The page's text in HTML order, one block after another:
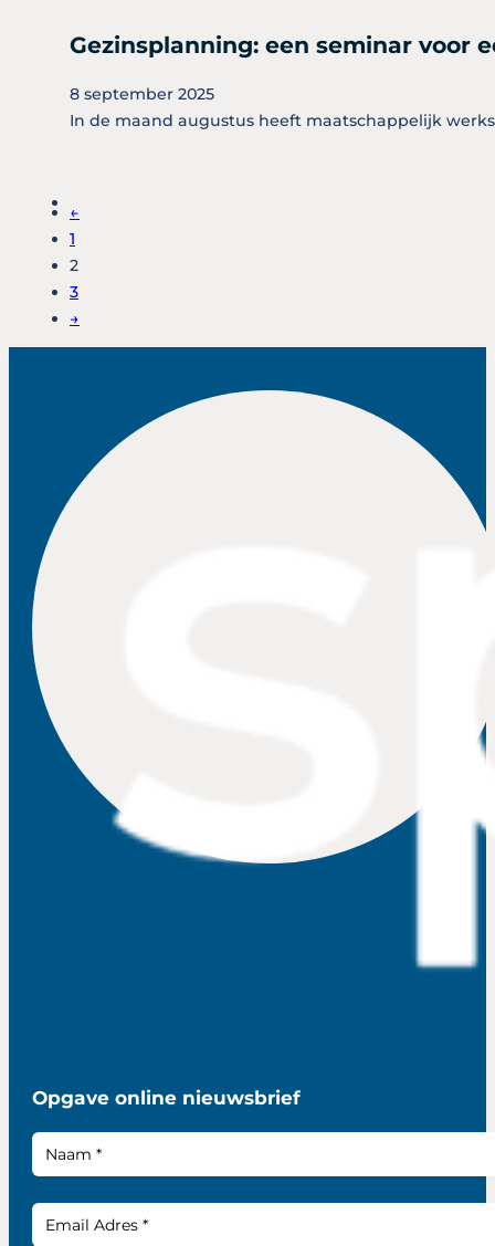
Gezinsplanning: een seminar voor
8 september 2025
In de maand augustus heeft maatschappelijk
←
1
2
3
→
Opgave online nieuwsbrief